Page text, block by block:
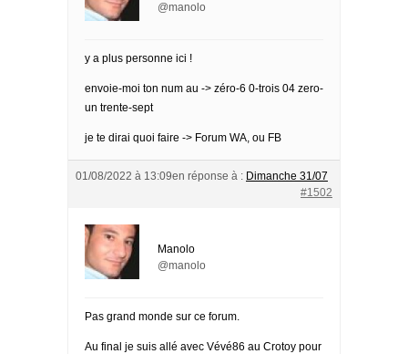
@manolo
y a plus personne ici !
envoie-moi ton num au -> zéro-6 0-trois 04 zero-
un trente-sept
je te dirai quoi faire -> Forum WA, ou FB
01/08/2022 à 13:09en réponse à : Dimanche 31/07
#1502
Manolo
@manolo
Pas grand monde sur ce forum.
Au final je suis allé avec Vévé86 au Crotoy pour